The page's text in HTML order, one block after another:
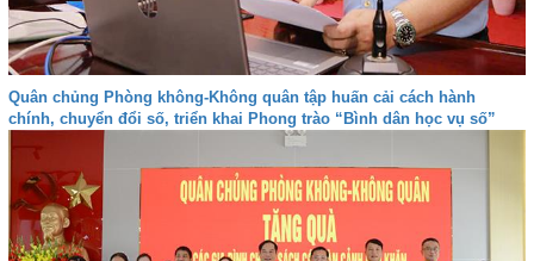
Quân chủng Phòng không-Không quân tập huấn cải cách hành
chính, chuyển đổi số, triển khai Phong trào “Bình dân học vụ số”